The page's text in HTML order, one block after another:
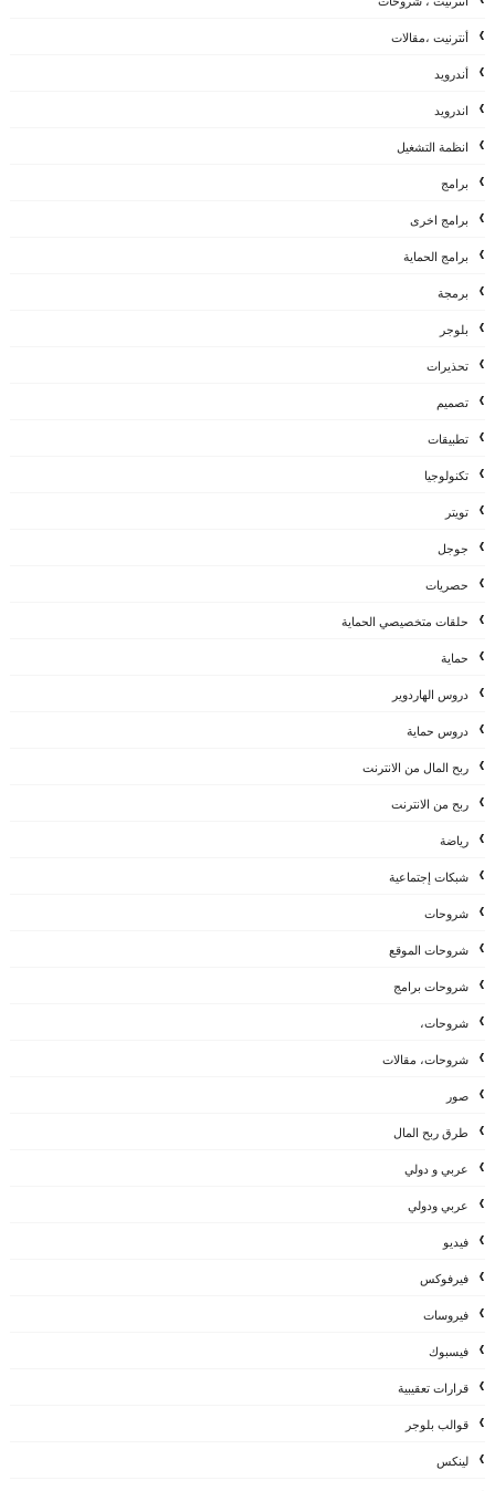
أنترنيت ،مقالات
أندرويد
اندرويد
انظمة التشغيل
برامج
برامج اخرى
برامج الحماية
برمجة
بلوجر
تحذيرات
تصميم
تطبيقات
تكنولوجيا
تويتر
جوجل
حصريات
حلقات متخصيصي الحماية
حماية
دروس الهاردوير
دروس حماية
ربح المال من الانترنت
ربح من الانترنت
رياضة
شبكات إجتماعية
شروحات
شروحات الموقع
شروحات برامج
شروحات،
شروحات، مقالات
صور
طرق ربح المال
عربي و دولي
عربي ودولي
فيديو
فيرفوكس
فيروسات
فيسبوك
قرارات تعقيبية
قوالب بلوجر
لينكس